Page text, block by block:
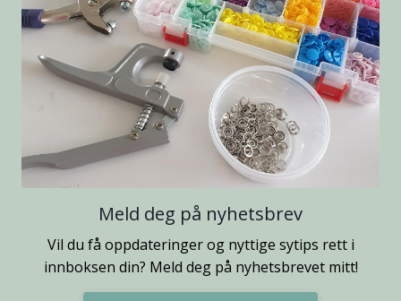
Meld deg på nyhetsbrev
Vil du få oppdateringer og nyttige sytips rett i
innboksen din? Meld deg på nyhetsbrevet mitt!